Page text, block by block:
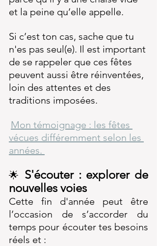
et la peine qu’elle appelle.
Si c’est ton cas, sache que tu
n'es pas seul(e). Il est important
de se rappeler que ces fêtes
peuvent aussi être réinventées,
loin des attentes et des
traditions imposées.
Mon témoignage : les fêtes
vécues différemment selon les
années.
🌟 S'écouter : explorer de
nouvelles voies
Cette fin d'année peut être
l’occasion de s’accorder du
temps pour écouter tes besoins
réels et :